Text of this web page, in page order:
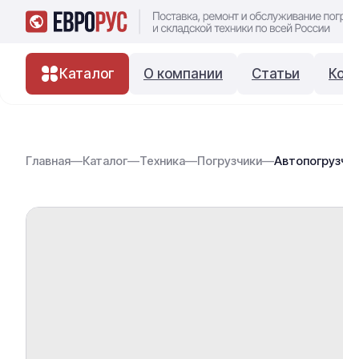
Каталог О компании Статьи
Главная—Каталог—Техника—Погрузчики—